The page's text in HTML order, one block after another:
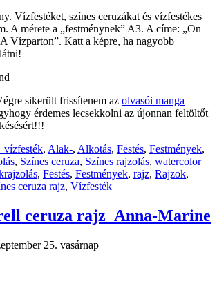
Vízfestéket, színes ceruzákat és vízfestékes
A mérete a „festménynek” A3. A címe: „On
Vízparton”. Katt a képre, ha nagyobb
sikerült frissítenem az olvasói manga
érdemes lecsekkolni az újonnan feltöltőt
, Alak-, Alkotás, Festés, Festmények,
, Színes ceruza, Színes rajzolás, watercolor
, Festés, Festmények, rajz, Rajzok,
ceruza rajz, Vízfesték
ceruza rajz_Anna-Marine
25. vasárnap